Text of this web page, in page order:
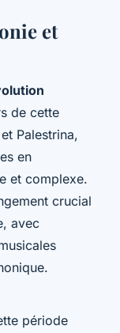
et
de cette
Palestrina,
en
et complexe.
crucial
avec
période